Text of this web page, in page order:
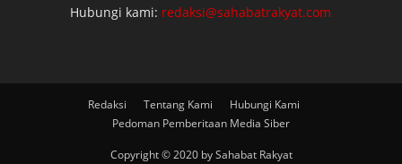
Hubungi kami: redaksi@sahabatrakyat.com
Redaksi Tentang Kami
Hubungi Kami
Pedoman Pemberitaan Media Siber
Copyright © 2020 by Sahabat Rakyat